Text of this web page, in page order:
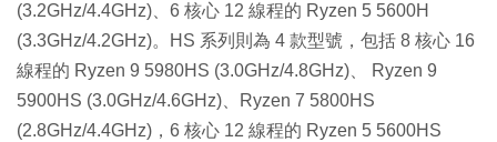
(3.2GHz/4.4GHz)、6 核心 12 線程的 Ryzen 5 5600H
(3.3GHz/4.2GHz)。HS 系列則為 4 款型號，包括 8 核心 16
線程的 Ryzen 9 5980HS (3.0GHz/4.8GHz)、 Ryzen 9
5900HS (3.0GHz/4.6GHz)、Ryzen 7 5800HS
(2.8GHz/4.4GHz)，6 核心 12 線程的 Ryzen 5 5600HS